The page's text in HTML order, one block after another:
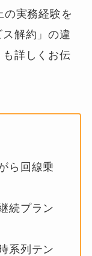
実務経験を
解約」の違
詳しくお伝
ら回線乗
続プラン
系列テン